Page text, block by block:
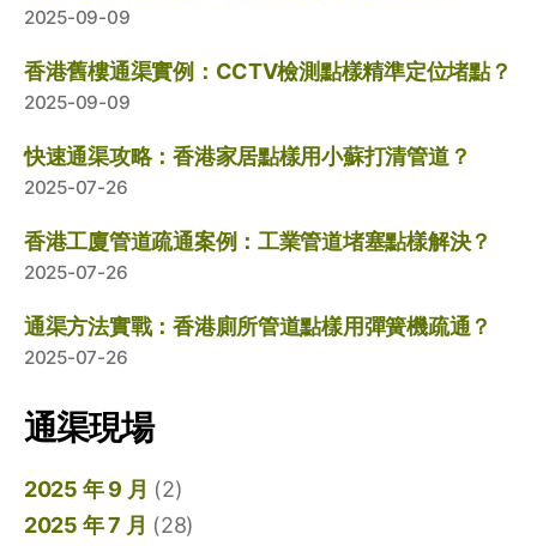
2025-09-09
香港舊樓通渠實例：CCTV檢測點樣精準定位堵點？
2025-09-09
快速通渠攻略：香港家居點樣用小蘇打清管道？
2025-07-26
香港工廈管道疏通案例：工業管道堵塞點樣解決？
2025-07-26
通渠方法實戰：香港廁所管道點樣用彈簧機疏通？
2025-07-26
通渠現場
2025 年 9 月 (2)
2025 年 7 月 (28)